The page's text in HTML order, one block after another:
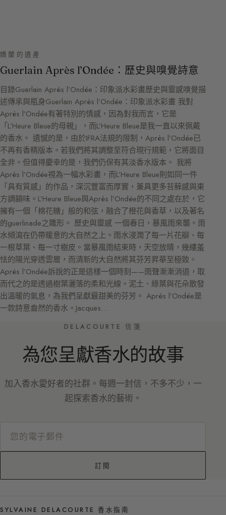
嬌蘭的遺產
Guerlain Après l’Ondée：歷史與嗅覺詩意
目錄Guerlain Après l’Ondée：印象派水彩畫歷史與靈感嗅覺描
述傳承與瓶身Guerlain Après l’Ondée：印象派水彩畫 我對
Après l’Ondée有著特別的情感，因為對我而言，它是
「L’Heure Bleue的母親」，而L’Heure Bleue是我一直以來佩戴
的香水。 遺憾的是，由於IFRA法規的限制，Après l’Ondée已
不再有香精版本。若我們將其調整至符合現行規範，它將面目
全非。但值得慶幸的是，我們仍保有其淡香水版本。 我將
Après l’Ondée視為一幅水彩畫，而L’Heure Bleue則如同一件
「具有質感」的作品，深沉豐富而厚實，兼具更多苔蘚感與東
方調韻味。L’Heure Bleue與Après l’Ondée的不同之處在於，它
擁有一個「棉花糖」般的和弦，融合了橙花與香草，以及著名
的guerlinade之雛形。 歷史與靈感 一個春日，暴風雨來襲。雨
水傾瀉在仍帶暖意的大自然之上。雨水浸潤了每一片花瓣、每
一根草葉、每一寸樹皮。當暴風雨結束時，天空放晴，幾縷羞
怯的陽光穿透雲層，而清新的大自然將其芬芳昇華至極致。
Après l’Ondée訴說的正是這樣一個時刻——雨聲漸漸消退，取
而代之的是透過樹葉灑落的柔和光線。泥土、綠葉與花朵散發
出溫暖的氣息，為我們呈獻最甜美的芬芳。 Après l’Ondée是
一款詩意盎然的香水。Jacques…
DELACOURTE 信箋
為您呈獻香水的故事
加入香水愛好者的社群。每週一封信，不多不少，一
起探索香水的藝術。
訂閱
SYLVAINE DELACOURTE 香水指南